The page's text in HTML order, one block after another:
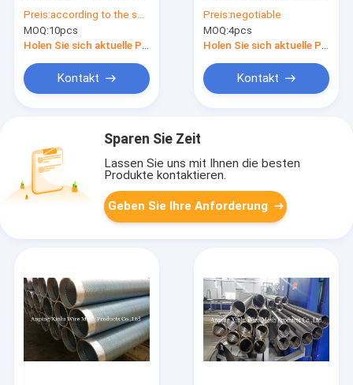
Stützdraht für
Bohrrohre und
Abwasserbehandlung
Preis:according to the specification
MOQ:10pcs
Holen Sie sich aktuelle Preis
Kontakt
Außendurchmesser
168.3mm verstopft
Preis:negotiable
MOQ:4pcs
Holen Sie sich aktuelle Preis
Kontakt
Sparen Sie Zeit
Lassen Sie uns mit Ihnen die besten
Produkte kontaktieren.
Geben Sie Ihre Anforderung